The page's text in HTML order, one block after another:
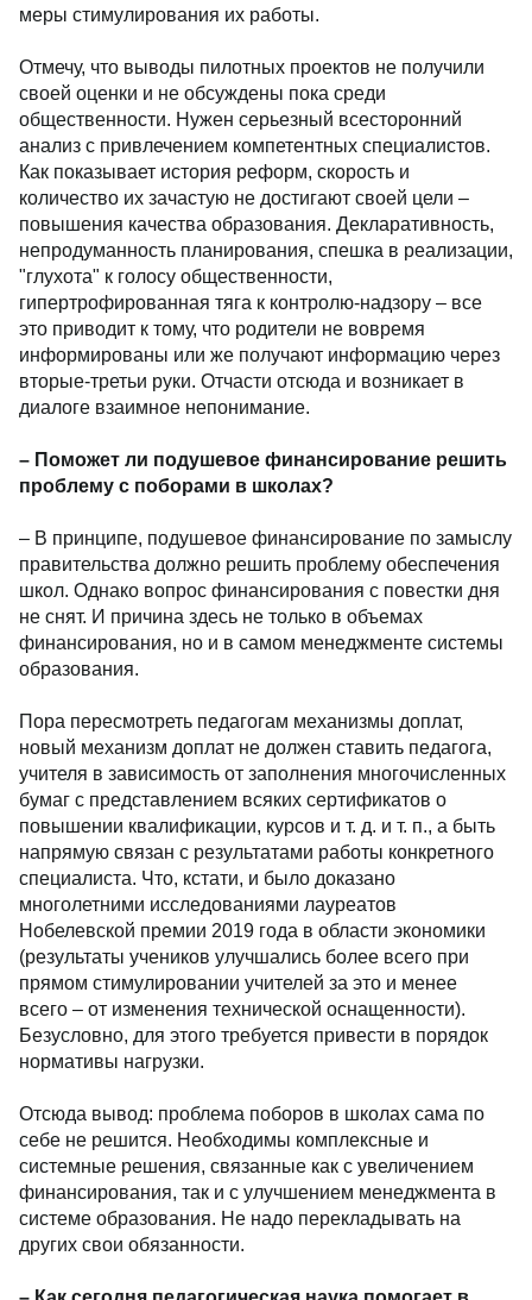
меры стимулирования их работы.
Отмечу, что выводы пилотных проектов не получили
своей оценки и не обсуждены пока среди
общественности. Нужен серьезный всесторонний
анализ с привлечением компетентных специалистов.
Как показывает история реформ, скорость и
количество их зачастую не достигают своей цели –
повышения качества образования. Декларативность,
непродуманность планирования, спешка в реализации,
"глухота" к голосу общественности,
гипертрофированная тяга к контролю-надзору – все
это приводит к тому, что родители не вовремя
информированы или же получают информацию через
вторые-третьи руки. Отчасти отсюда и возникает в
диалоге взаимное непонимание.
– Поможет ли подушевое финансирование решить
проблему с поборами в школах?
– В принципе, подушевое финансирование по замыслу
правительства должно решить проблему обеспечения
школ. Однако вопрос финансирования с повестки дня
не снят. И причина здесь не только в объемах
финансирования, но и в самом менеджменте системы
образования.
Пора пересмотреть педагогам механизмы доплат,
новый механизм доплат не должен ставить педагога,
учителя в зависимость от заполнения многочисленных
бумаг с представлением всяких сертификатов о
повышении квалификации, курсов и т. д. и т. п., а быть
напрямую связан с результатами работы конкретного
специалиста. Что, кстати, и было доказано
многолетними исследованиями лауреатов
Нобелевской премии 2019 года в области экономики
(результаты учеников улучшались более всего при
прямом стимулировании учителей за это и менее
всего – от изменения технической оснащенности).
Безусловно, для этого требуется привести в порядок
нормативы нагрузки.
Отсюда вывод: проблема поборов в школах сама по
себе не решится. Необходимы комплексные и
системные решения, связанные как с увеличением
финансирования, так и с улучшением менеджмента в
системе образования. Не надо перекладывать на
других свои обязанности.